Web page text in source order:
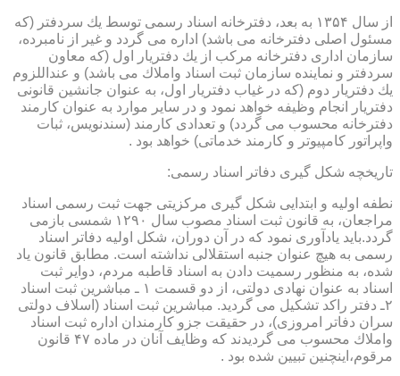
از سال ۱۳۵۴ به بعد، دفترخانه اسناد رسمی توسط یك سردفتر (كه
مسئول اصلی دفترخانه می باشد) اداره می گردد و غیر از نامبرده،
سازمان اداری دفترخانه مركب از یك دفتریار اول (كه معاون
سردفتر و نماینده سازمان ثبت اسناد واملاك می باشد) و عنداللزوم
یك دفتریار دوم (كه در غیاب دفتریار اول، به عنوان جانشین قانونی
دفتریار انجام وظیفه خواهد نمود و در سایر موارد به عنوان كارمند
دفترخانه محسوب می گردد) و تعدادی كارمند (سندنویس، ثبات
واپراتور كامپیوتر و كارمند خدماتی) خواهد بود .
تاریخچه شكل گیری دفاتر اسناد رسمی:
نطفه اولیه و ابتدایی شكل گیری مركزیتی جهت ثبت رسمی اسناد
مراجعان، به قانون ثبت اسناد مصوب سال ۱۲۹۰ شمسی بازمی
گردد.باید یادآوری نمود كه در آن دوران، شكل اولیه دفاتر اسناد
رسمی به هیچ عنوان جنبه استقلالی نداشته است. مطابق قانون یاد
شده، به منظور رسمیت دادن به اسناد قاطبه مردم، دوایر ثبت
اسناد به عنوان نهادی دولتی، از دو قسمت ۱ ـ مباشرین ثبت اسناد
۲ـ دفتر راكد تشكیل می گردید. مباشرین ثبت اسناد (اسلاف دولتی
سران دفاتر امروزی)، در حقیقت جزو كارمندان اداره ثبت اسناد
واملاك محسوب می گردیدند كه وظایف آنان در ماده ۴۷ قانون
مرقوم،اینچنین تبیین شده بود .